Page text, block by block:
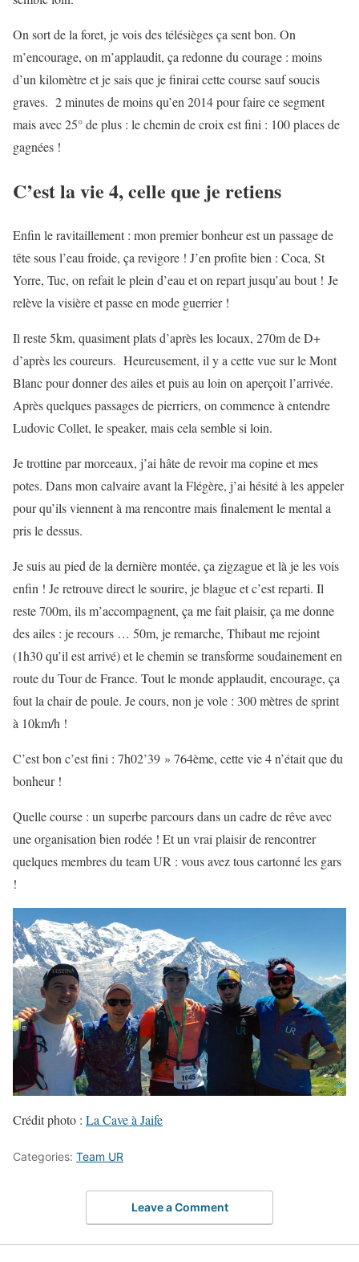
On sort de la foret, je vois des télésièges ça sent bon. On
m’encourage, on m’applaudit, ça redonne du courage : moins
d’un kilomètre et je sais que je finirai cette course sauf soucis
graves. 2 minutes de moins qu’en 2014 pour faire ce segment
mais avec 25° de plus : le chemin de croix est fini : 100 places de
gagnées !
C’est la vie 4, celle que je retiens
Enfin le ravitaillement : mon premier bonheur est un passage de
tête sous l’eau froide, ça revigore ! J’en profite bien : Coca, St
Yorre, Tuc, on refait le plein d’eau et on repart jusqu’au bout ! Je
relève la visière et passe en mode guerrier !
Il reste 5km, quasiment plats d’après les locaux, 270m de D+
d’après les coureurs. Heureusement, il y a cette vue sur le Mont
Blanc pour donner des ailes et puis au loin on aperçoit l’arrivée.
Après quelques passages de pierriers, on commence à entendre
Ludovic Collet, le speaker, mais cela semble si loin.
Je trottine par morceaux, j’ai hâte de revoir ma copine et mes
potes. Dans mon calvaire avant la Flégère, j’ai hésité à les appeler
pour qu’ils viennent à ma rencontre mais finalement le mental a
pris le dessus.
Je suis au pied de la dernière montée, ça zigzague et là je les vois
enfin ! Je retrouve direct le sourire, je blague et c’est reparti. Il
reste 700m, ils m’accompagnent, ça me fait plaisir, ça me donne
des ailes : je recours … 50m, je remarche, Thibaut me rejoint
(1h30 qu’il est arrivé) et le chemin se transforme soudainement en
route du Tour de France. Tout le monde applaudit, encourage, ça
fout la chair de poule. Je cours, non je vole : 300 mètres de sprint
à 10km/h !
C’est bon c’est fini : 7h02’39 » 764ème, cette vie 4 n’était que du
bonheur !
Quelle course : un superbe parcours dans un cadre de rêve avec
une organisation bien rodée ! Et un vrai plaisir de rencontrer
quelques membres du team UR : vous avez tous cartonné les gars
!
Crédit photo : La Cave à Jaife
Categories: Team UR
Leave a Comment